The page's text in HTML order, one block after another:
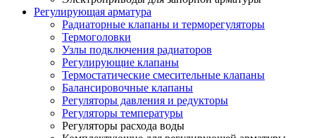
Регулирующая арматура
Радиаторные клапаны и терморегуляторы
Термоголовки
Узлы подключения радиаторов
Регулирующие клапаны
Термостатические смесительные клапаны
Балансировочные клапаны
Регуляторы давления и редукторы
Регуляторы температуры
Регуляторы расхода воды